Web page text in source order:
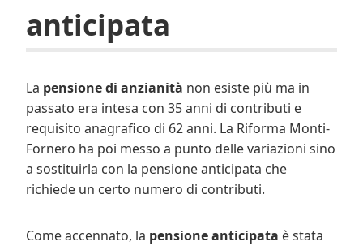
anticipata
La pensione di anzianità non esiste più ma in
passato era intesa con 35 anni di contributi e
requisito anagrafico di 62 anni. La Riforma Monti-
Fornero ha poi messo a punto delle variazioni sino
a sostituirla con la pensione anticipata che
richiede un certo numero di contributi.
Come accennato, la pensione anticipata è stata